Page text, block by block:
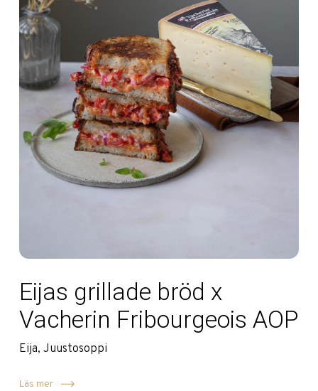
Eijas grillade bröd x
Vacherin Fribourgeois AOP
Eija, Juustosoppi
Läs mer